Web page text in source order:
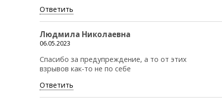
Ответить
Людмила Николаевна
06.05.2023
Спасибо за предупреждение, а то от этих
взрывов как-то не по себе
Ответить